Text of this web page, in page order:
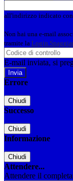
all'indirizzo indicato
Non hai una e-mail
tramite la Login
E-mail inviata, si
Errore
Chiudi
Successo
Chiudi
Informazione
Chiudi
Attendere...
Attendere il